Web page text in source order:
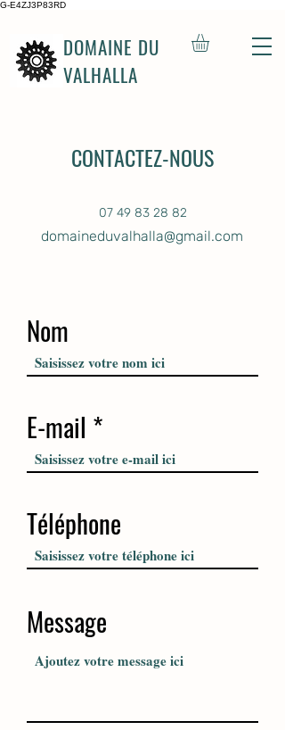
G-E4ZJ3P83RD
DOMAINE DU
VALHALLA
CONTACTEZ-NOUS
07 49 83 28 82
domaineduvalhalla@gmail.com
Nom
E-mail
Téléphone
Message